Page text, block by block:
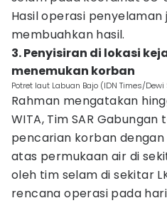
Hasil operasi penyelaman
membuahkan hasil.
3. Penyisiran di lokasi
menemukan korban
Potret laut Labuan Bajo (IDN Times/
Rahman mengatakan
WITA, Tim SAR
pencarian korban
atas permukaan air di
oleh tim selam di sekitar
rencana operasi pada